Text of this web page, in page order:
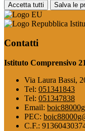
Accetta tutti Salva le
Contatti
Istituto Comprensivo
Via Laura Bassi,
Tel: 051341843
Tel: 051347838
Email:
PEC:
C.F.: